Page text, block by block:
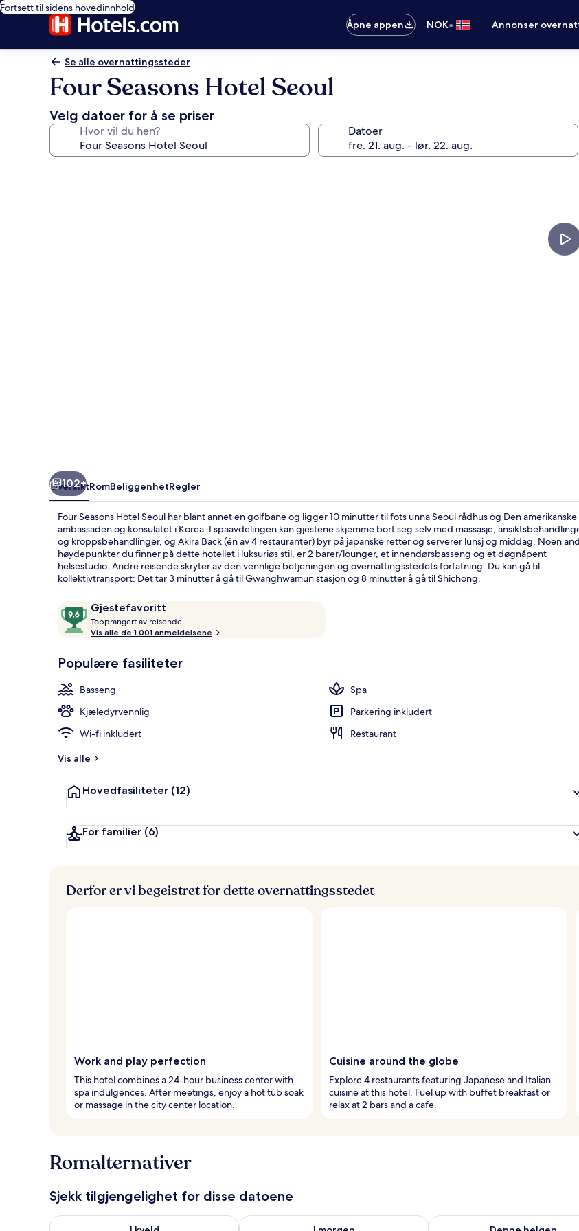
Fortsett til sidens hovedinnhold
Åpne appen
NOK• Annonser
Se alle overnattingssteder
Four Seasons Hotel Seoul
Velg datoer for å se priser
Hvor vil du hen? Datoer
102+
OversiktRomBeliggenhetRegler
Four Seasons Hotel Seoul har blant annet en golfbane og ligger 10 minutter til fots unna Seoul rådhus og Den amerikanske
ambassaden og konsulatet i Korea. I spaavdelingen kan gjestene skjemme bort seg selv med massasje,
og kroppsbehandlinger, og Akira Back (én av 4 restauranter) byr på japanske retter og serverer lunsj og middag. Noen
høydepunkter du finner på dette hotellet i luksuriøs stil, er 2 barer/lounger, et innendørsbasseng og et døgnåpent
helsestudio. Andre reisende skryter av den vennlige betjeningen og overnattingsstedets forfatning. Du kan gå til
kollektivtransport: Det tar 3 minutter å gå til Gwanghwamun stasjon og 8 minutter å gå til Shichong.
AnmeldelserGjestefavoritt
9,6
av
10,
Topprangert av reisende
o
v
e
Vis alle de 1 001 anmeldelsene
Populære fasiliteter
Basseng
Spa
Kjæledyrvennlig
Parkering inkludert
Wi-fi inkludert
Restaurant
Vis alle
Hovedfasiliteter (12)
For familier (6)
Derfor er vi begeistret for dette overnattingsstedet
Work and play perfection
This hotel combines a 24-hour business center with
spa indulgences. After meetings, enjoy a hot tub soak
or massage in the city center location.
Cuisine around the globe
Explore 4 restaurants featuring Japanese and Italian
cuisine at this hotel. Fuel up with buffet breakfast or
relax at 2 bars and a cafe.
Romalternativer
Sjekk tilgjengelighet for disse datoene
Sjekk tilgjengelighet for i kveld, aug. 6 - aug. 7Sjekk tilgjengelighet for i morgen, aug. 7 - aug. 8Sjekk tilgjengelighet for